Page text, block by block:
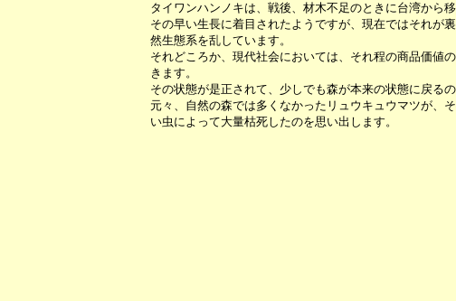
タイワンハンノキは、戦後、材木不足のときに台湾から
その早い生長に着目されたようですが、現在ではそれが
然生態系を乱しています。
それどころか、現代社会においては、それ程の商品価値
きます。
その状態が是正されて、少しでも森が本来の状態に戻る
元々、自然の森では多くなかったリュウキュウマツが、
い虫によって大量枯死したのを思い出します。